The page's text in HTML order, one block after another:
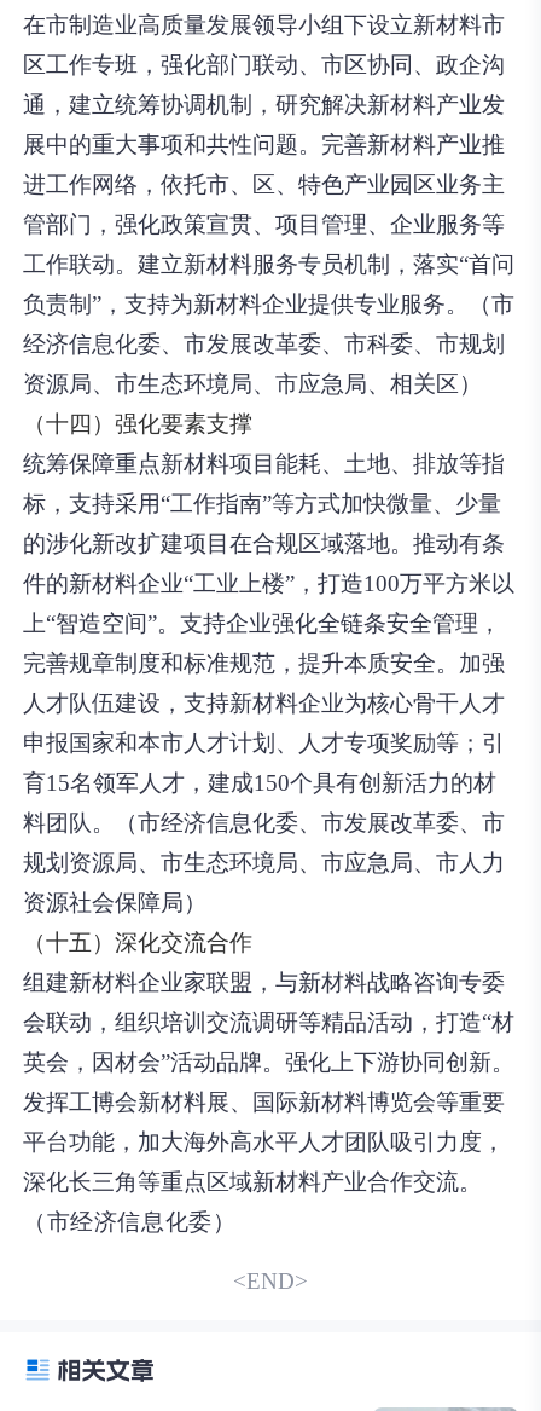
在市制造业高质量发展领导小组下设立新材料市
区工作专班，强化部门联动、市区协同、政企沟
通，建立统筹协调机制，研究解决新材料产业发
展中的重大事项和共性问题。完善新材料产业推
进工作网络，依托市、区、特色产业园区业务主
管部门，强化政策宣贯、项目管理、企业服务等
工作联动。建立新材料服务专员机制，落实“首问
负责制”，支持为新材料企业提供专业服务。（市
经济信息化委、市发展改革委、市科委、市规划
资源局、市生态环境局、市应急局、相关区）
（十四）强化要素支撑
统筹保障重点新材料项目能耗、土地、排放等指
标，支持采用“工作指南”等方式加快微量、少量
的涉化新改扩建项目在合规区域落地。推动有条
件的新材料企业“工业上楼”，打造100万平方米以
上“智造空间”。支持企业强化全链条安全管理，
完善规章制度和标准规范，提升本质安全。加强
人才队伍建设，支持新材料企业为核心骨干人才
申报国家和本市人才计划、人才专项奖励等；引
育15名领军人才，建成150个具有创新活力的材
料团队。（市经济信息化委、市发展改革委、市
规划资源局、市生态环境局、市应急局、市人力
资源社会保障局）
（十五）深化交流合作
组建新材料企业家联盟，与新材料战略咨询专委
会联动，组织培训交流调研等精品活动，打造“材
英会，因材会”活动品牌。强化上下游协同创新。
发挥工博会新材料展、国际新材料博览会等重要
平台功能，加大海外高水平人才团队吸引力度，
深化长三角等重点区域新材料产业合作交流。
（市经济信息化委）
<END>